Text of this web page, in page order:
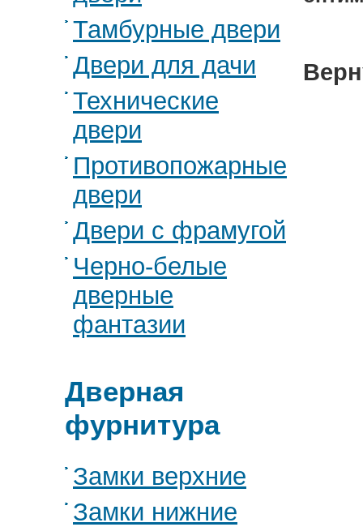
Тамбурные двери
Двери для дачи
Технические
двери
Противопожарные
двери
Двери с фрамугой
Черно-белые
дверные
фантазии
Дверная
фурнитура
Замки верхние
Замки нижние